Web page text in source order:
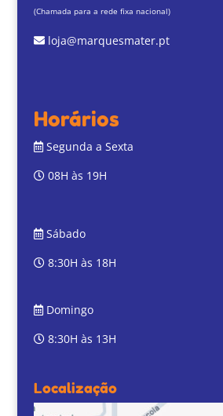
(Chamada para a rede fixa nacional)
loja@marquesmater.pt
Horários
Segunda a Sexta
08H às 19H
Sábado
8:30H às 18H
Domingo
8:30H às 13H
Localização